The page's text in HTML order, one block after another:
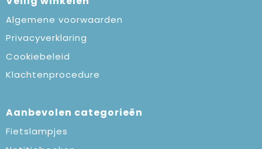
Algemene voorwaarden
Privacyverklaring
Cookiebeleid
Klachtenprocedure
Aanbevolen categorieën
Fietslampjes